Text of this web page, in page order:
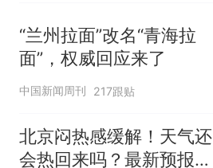
“兰州拉面”改名“青海拉
面”，权威回应来了
中国新闻周刊 217跟贴
北京闷热感缓解！天气还
会热回来吗？最新预报